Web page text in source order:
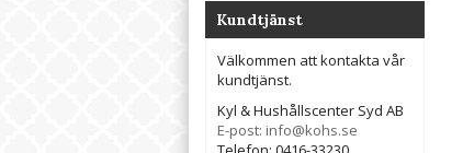
Kundtjänst
Välkommen att kontakta vår
kundtjänst.
Kyl & Hushållscenter Syd AB
E-post: info@kohs.se